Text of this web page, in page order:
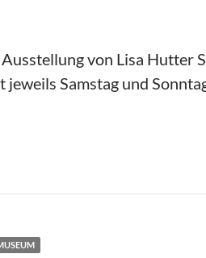
von Lisa Hutter
Samstag und